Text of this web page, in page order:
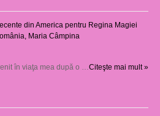
din America pentru Regina Magiei
Maria Câmpina
în viaţa mea după o … Citeşte mai mult »